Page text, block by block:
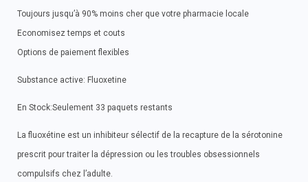
Toujours jusqu’à 90% moins cher que votre pharmacie locale
Economisez temps et couts
Options de paiement flexibles
Substance active: Fluoxetine
En Stock:Seulement 33 paquets restants
La fluoxétine est un inhibiteur sélectif de la recapture de la sérotonine
prescrit pour traiter la dépression ou les troubles obsessionnels
compulsifs chez l’adulte.